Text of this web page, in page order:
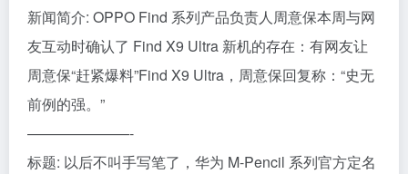
新闻简介: OPPO Find 系列产品负责人周意保本周与网
友互动时确认了 Find X9 Ultra 新机的存在：有网友让
周意保“赶紧爆料”Find X9 Ultra，周意保回复称：“史无
前例的强。”
———————-
标题: 以后不叫手写笔了，华为 M-Pencil 系列官方定名